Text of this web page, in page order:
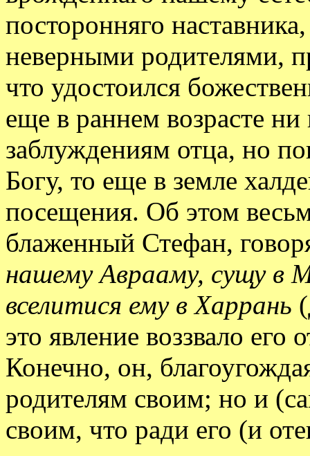
посторонняго
неверными родителями,
что удостоился
еще в раннем возрасте
заблуждениям отца, но
Богу, то еще в земле
посещения. Об этом
блаженный Стефан,
нашему Аврааму, сущу в
вселитися ему в Харрань
это явление воззвало
Конечно, он,
родителям своим; но и
своим, что ради его (и